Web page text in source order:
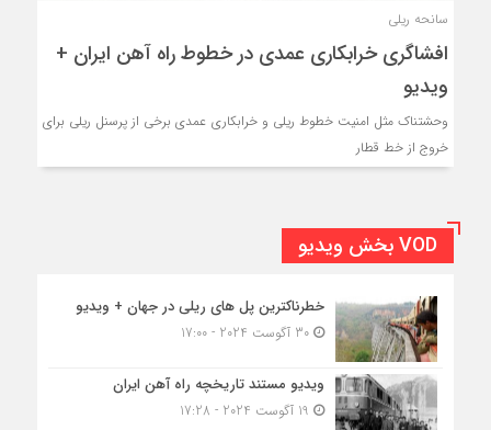
سانحه ریلی
افشاگری خرابکاری عمدی در خطوط راه آهن ایران +
ویدیو
وحشتناک مثل امنیت خطوط ریلی و خرابکاری عمدی برخی از پرسنل ریلی برای
خروج از خط قطار
VOD بخش ویدیو
خطرناکترین پل های ریلی در جهان + ویدیو
30 آگوست 2024 - 17:00
ویدیو مستند تاریخچه راه آهن ایران